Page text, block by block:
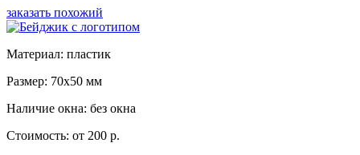
заказать похожий
Материал: пластик
Размер: 70x50 мм
Наличие окна: без окна
Стоимость: от 200 р.